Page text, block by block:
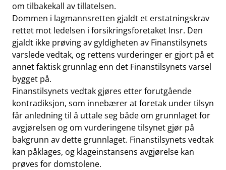
om tilbakekall av tillatelsen.
Dommen i lagmannsretten gjaldt et erstatningskrav
rettet mot ledelsen i forsikringsforetaket Insr. Den
gjaldt ikke prøving av gyldigheten av Finanstilsynets
varslede vedtak, og rettens vurderinger er gjort på et
annet faktisk grunnlag enn det Finanstilsynets varsel
bygget på.
Finanstilsynets vedtak gjøres etter forutgående
kontradiksjon, som innebærer at foretak under tilsyn
får anledning til å uttale seg både om grunnlaget for
avgjørelsen og om vurderingene tilsynet gjør på
bakgrunn av dette grunnlaget. Finanstilsynets vedtak
kan påklages, og klageinstansens avgjørelse kan
prøves for domstolene.